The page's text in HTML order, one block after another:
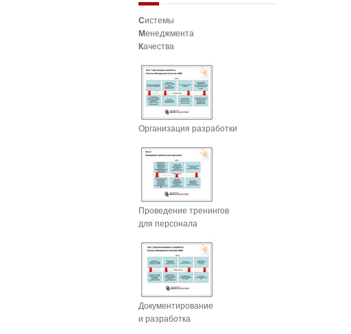
Системы
Менеджмента
Качества
Организация разработки
Проведение тренингов
для персонала
Документирование
и разработка